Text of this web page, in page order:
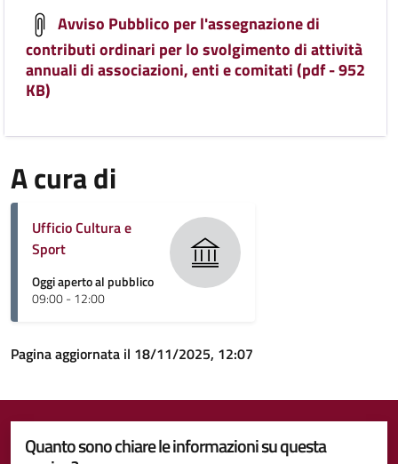
Avviso Pubblico per l'assegnazione di
contributi ordinari per lo svolgimento di attività
annuali di associazioni, enti e comitati (pdf - 952
KB)
A cura di
Ufficio Cultura e
Sport
Oggi aperto al pubblico
09:00 - 12:00
Pagina aggiornata il 18/11/2025, 12:07
Quanto sono chiare le informazioni su questa